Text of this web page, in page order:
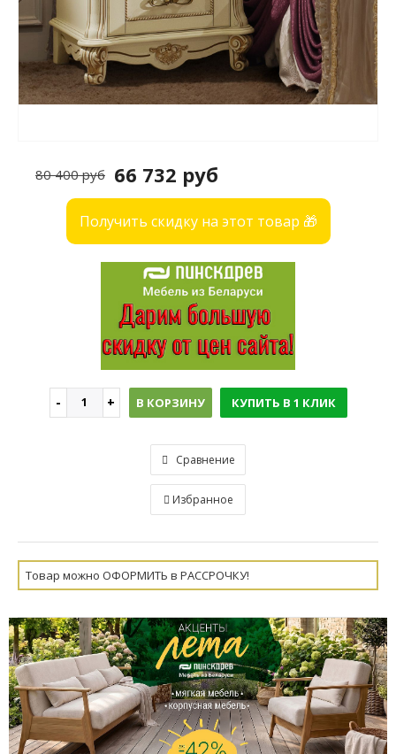
66 732 руб
80 400 руб
Получить скидку на этот товар 🎁
В КОРЗИНУ КУПИТЬ В 1 КЛИК
Сравнение
Избранное
Товар можно ОФОРМИТЬ в РАССРОЧКУ!